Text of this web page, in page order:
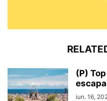
(P)
iun. 16,